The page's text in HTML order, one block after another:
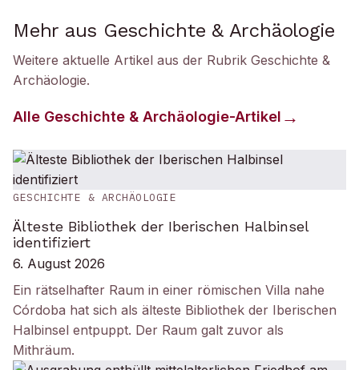
Mehr aus Geschichte & Archäologie
Weitere aktuelle Artikel aus der Rubrik Geschichte &
Archäologie.
Alle Geschichte & Archäologie-Artikel
GESCHICHTE & ARCHÄOLOGIE
Älteste Bibliothek der Iberischen Halbinsel
identifiziert
6. August 2026
Ein rätselhafter Raum in einer römischen Villa nahe
Córdoba hat sich als älteste Bibliothek der Iberischen
Halbinsel entpuppt. Der Raum galt zuvor als
Mithräum.